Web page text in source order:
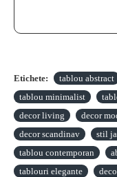
Etichete: tablou abstract
tablou minimalist
decor living
decor
decor scandinav
stil
tablou contemporan
tablouri elegante